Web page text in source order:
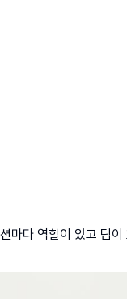
다 역할이 있고 팀